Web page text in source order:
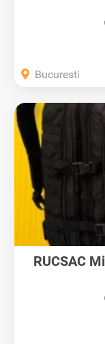
Bucuresti
RUCSAC